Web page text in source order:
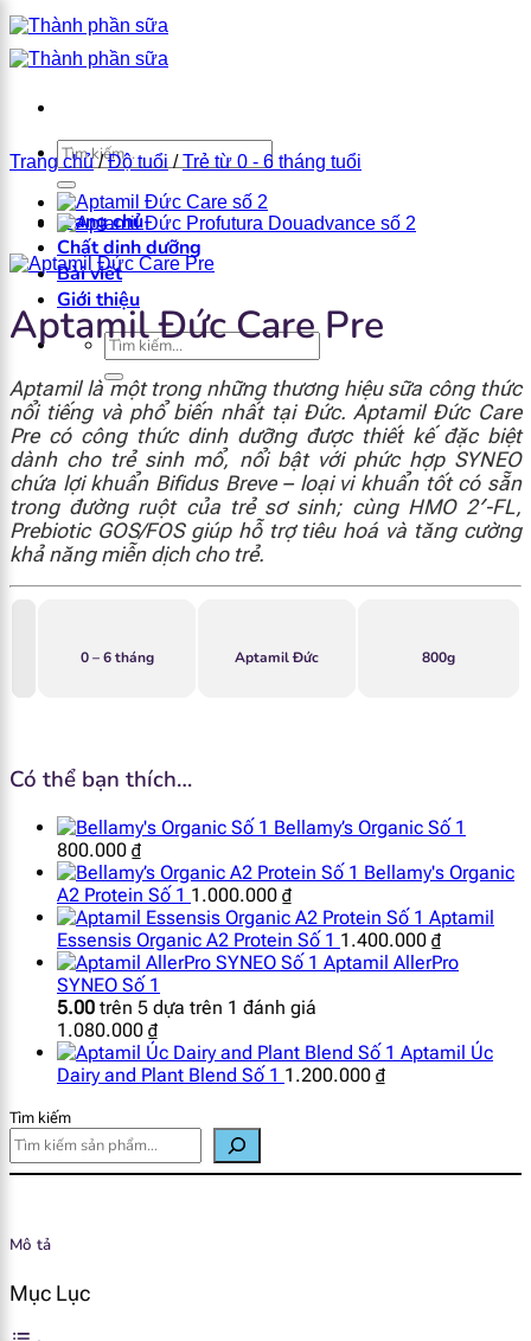
Bỏ
qua
nội
Tìm
kiếm:
Trang chủ
Chất dinh dưỡng
Bài viết
Giới thiệu
Tìm
kiếm:
Trang chủ / Độ tuổi / Trẻ từ 0 - 6 tháng tuổi
Aptamil Đức Care Pre
Aptamil là một trong những thương hiệu sữa công thức
nổi tiếng và phổ biến nhất tại Đức. Aptamil Đức Care
Pre có công thức dinh dưỡng được thiết kế đặc biệt
dành cho trẻ sinh mổ, nổi bật với phức hợp SYNEO
chứa lợi khuẩn Bifidus Breve – loại vi khuẩn tốt có sẵn
trong đường ruột của trẻ sơ sinh; cùng HMO 2′-FL,
Prebiotic GOS/FOS giúp hỗ trợ tiêu hoá và tăng cường
khả năng miễn dịch cho trẻ.
0 – 6 tháng Aptamil Đức 800g
Có thể bạn thích…
Bellamy’s Organic Số 1
800.000 ₫
Bellamy's Organic
A2 Protein Số 1 1.000.000 ₫
Aptamil
Essensis Organic A2 Protein Số 1 1.400.000 ₫
Aptamil AllerPro
SYNEO Số 1
5.00 trên 5 dựa trên 1 đánh giá
1.080.000 ₫
Aptamil Úc
Dairy and Plant Blend Số 1 1.200.000 ₫
Tìm kiếm
Mô tả
Mục Lục